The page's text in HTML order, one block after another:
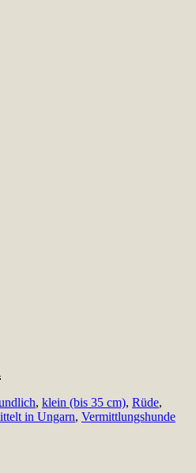
, klein (bis 35 cm), Rüde,
in Ungarn, Vermittlungshunde